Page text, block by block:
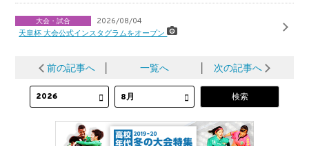
大会・試合 2026/08/04
天皇杯 大会公式インスタグラムをオープン
前の記事へ 一覧へ 次の記事へ